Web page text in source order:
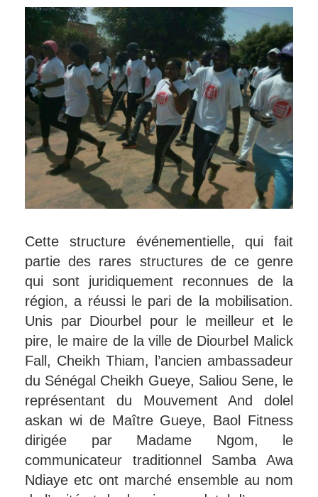
Cette structure événementielle, qui fait
partie des rares structures de ce genre
qui sont juridiquement reconnues de la
région, a réussi le pari de la mobilisation.
Unis par Diourbel pour le meilleur et le
pire, le maire de la ville de Diourbel Malick
Fall, Cheikh Thiam, l’ancien ambassadeur
du Sénégal Cheikh Gueye, Saliou Sene, le
représentant du Mouvement And dolel
askan wi de Maître Gueye, Baol Fitness
dirigée par Madame Ngom, le
communicateur traditionnel Samba Awa
Ndiaye etc ont marché ensemble au nom